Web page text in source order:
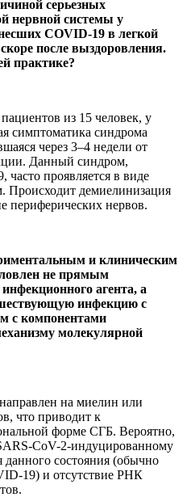
серьезных
нервной системы у
COVID-19 в легкой
после выздоровления.
практике?
из 15 человек, у
симптоматика синдрома
через 3–4 недели от
Данный синдром,
проявляется в виде
Происходит демиелинизация
периферических нервов.
и клиническим
не прямым
агента, а
инфекцию с
с компонентами
молекулярной
на миелин или
что приводит к
форме СГБ. Вероятно,
CoV-2-индуцированному
состояния (обычно
19) и отсутствие РНК